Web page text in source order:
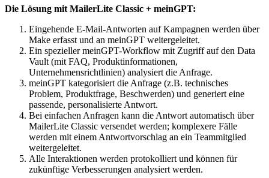
Die Lösung mit MailerLite Classic + meinGPT:
Eingehende E-Mail-Antworten auf Kampagnen werden über
Make erfasst und an meinGPT weitergeleitet.
Ein spezieller meinGPT-Workflow mit Zugriff auf den Data
Vault (mit FAQ, Produktinformationen,
Unternehmensrichtlinien) analysiert die Anfrage.
meinGPT kategorisiert die Anfrage (z.B. technisches
Problem, Produktfrage, Beschwerden) und generiert eine
passende, personalisierte Antwort.
Bei einfachen Anfragen kann die Antwort automatisch über
MailerLite Classic versendet werden; komplexere Fälle
werden mit einem Antwortvorschlag an ein Teammitglied
weitergeleitet.
Alle Interaktionen werden protokolliert und können für
zukünftige Verbesserungen analysiert werden.